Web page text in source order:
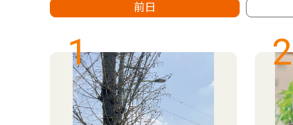
前日
1 2